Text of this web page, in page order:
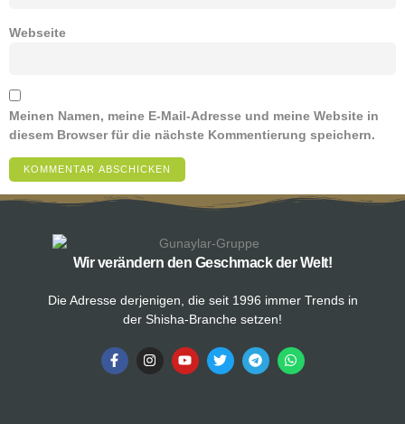
Webseite
Meinen Namen, meine E-Mail-Adresse und meine Website in
diesem Browser für die nächste Kommentierung speichern.
Wir verändern den Geschmack der Welt!
Die Adresse derjenigen, die seit 1996 immer Trends in
der Shisha-Branche setzen!